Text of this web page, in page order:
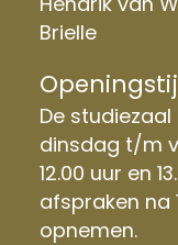
Brielle
De
dinsdag t/m
12.00 uur en
afspraken na
opnemen.